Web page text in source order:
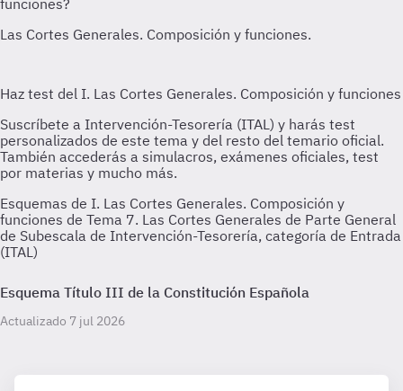
Esquemas de I. Las Cortes Generales. Composición y
funciones de Tema 7. Las Cortes Generales de Parte General
de Subescala de Intervención-Tesorería, categoría de Entrada
(ITAL)
Esquema Título III de la Constitución Española
Actualizado 7 jul 2026